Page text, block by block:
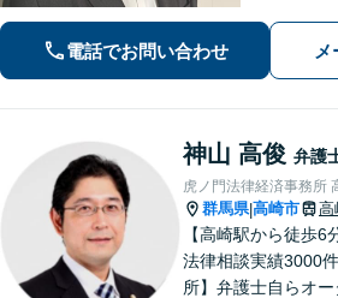
電話でお問い合わせ
神山 高俊 弁護
虎ノ門法律経済事務所
群馬県|高崎市 高
【高崎駅から徒歩6
法律相談実績3000
所】弁護士自らオー